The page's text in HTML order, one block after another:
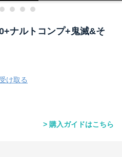
ナルトコンプ+鬼滅&そ
け取る
購入ガイドはこちら